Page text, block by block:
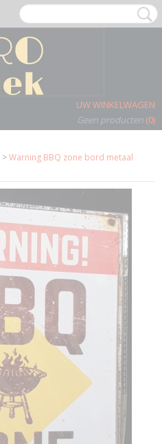
UW WINKELWAGEN
Geen producten (0)
>Warning BBQ zone bord metaal